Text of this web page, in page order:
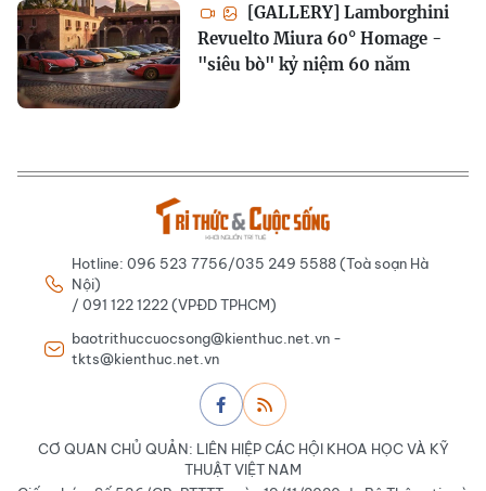
[GALLERY] Lamborghini
Revuelto Miura 60° Homage -
"siêu bò" kỷ niệm 60 năm
Hotline: 096 523 7756/035 249 5588 (Toà soạn Hà
Nội)
/ 091 122 1222 (VPĐD TPHCM)
baotrithuccuocsong@kienthuc.net.vn -
tkts@kienthuc.net.vn
CƠ QUAN CHỦ QUẢN: LIÊN HIỆP CÁC HỘI KHOA HỌC VÀ KỸ
THUẬT VIỆT NAM